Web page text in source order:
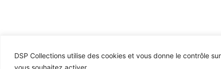
DSP Collections utilise des cookies et vous donne le contrôle
vous souhaitez activer.